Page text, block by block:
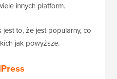
innych platform.
to, że jest popularny, co
jak powyższe.